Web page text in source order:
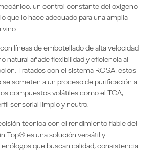
un control constante del oxígeno
que lo hace adecuado para una amplia
vino.
líneas de embotellado de alta velocidad
natural añade flexibilidad y eficiencia al
Tratados con el sistema ROSA, estos
someten a un proceso de purificación a
compuestos volátiles como el TCA,
sensorial limpio y neutro.
técnica con el rendimiento fiable del
Top® es una solución versátil y
que buscan calidad, consistencia